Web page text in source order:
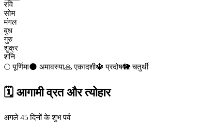
रवि
सोम
मंगल
बुध
गुरु
शुक्र
शनि
🌕पूर्णिमा🌑 अमावस्या🙏एकादशी🔱प्रदोष🐘चतुर्थी
🗓️ आगामी व्रत और त्योहार
अगले 45 दिनों के शुभ पर्व